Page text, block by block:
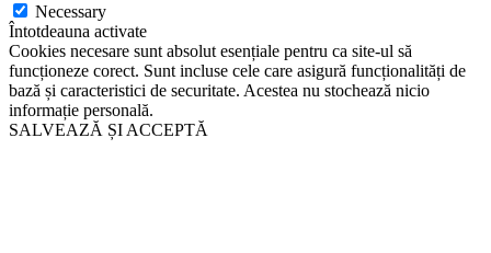
Necessary
Întotdeauna activate
Cookies necesare sunt absolut esențiale pentru ca site-ul să
funcționeze corect. Sunt incluse cele care asigură funcționalități de
bază și caracteristici de securitate. Acestea nu stochează nicio
informație personală.
SALVEAZĂ ȘI ACCEPTĂ